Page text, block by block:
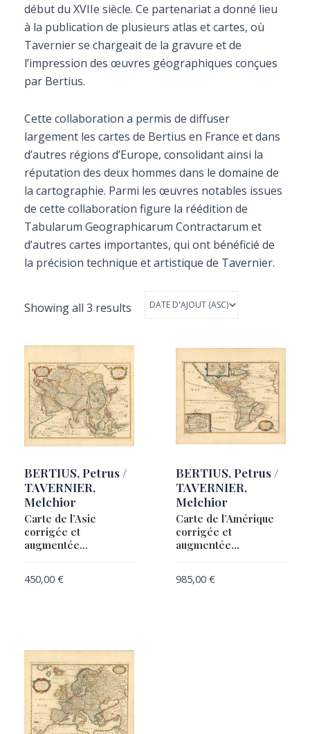
début du XVIIe siècle. Ce partenariat a donné lieu
à la publication de plusieurs atlas et cartes, où
Tavernier se chargeait de la gravure et de
l’impression des œuvres géographiques conçues
par Bertius.
Cette collaboration a permis de diffuser
largement les cartes de Bertius en France et dans
d’autres régions d’Europe, consolidant ainsi la
réputation des deux hommes dans le domaine de
la cartographie. Parmi les œuvres notables issues
de cette collaboration figure la réédition de
Tabularum Geographicarum Contractarum et
d’autres cartes importantes, qui ont bénéficié de
la précision technique et artistique de Tavernier.
Showing all 3 results
BERTIUS, Petrus /
TAVERNIER,
Melchior
Carte de l’Asie
corrigée et
augmentée…
450,00 €
BERTIUS, Petrus /
TAVERNIER,
Melchior
Carte de l’Amérique
corrigée et
augmentée…
985,00 €